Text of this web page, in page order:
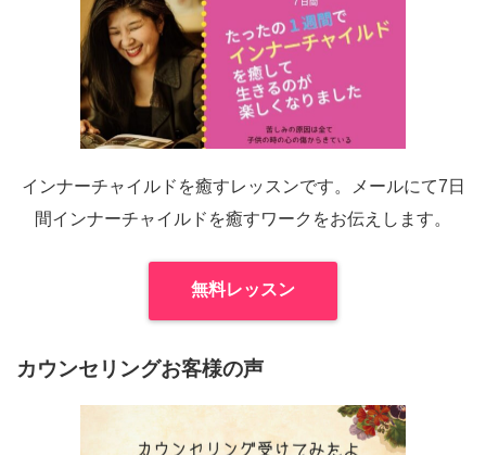
インナーチャイルドを癒すレッスンです。メールにて7日
間インナーチャイルドを癒すワークをお伝えします。
無料レッスン
カウンセリングお客様の声